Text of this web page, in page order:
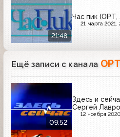
21:48
Час пик (ОРТ,
21 марта 2021,
Ещё записи с канала ОРТ
09:52
Здесь и
Сергей
12 ноября